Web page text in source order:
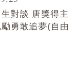
對談 唐獎得主
勇敢追夢(自由